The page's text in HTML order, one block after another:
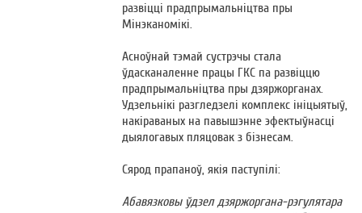
развіцці прадпрымальніцтва пры
Мінэканомікі.
Асноўнай тэмай сустрэчы стала
ўдасканаленне працы ГКС па развіццю
прадпрымальніцтва пры дзяржорганах.
Удзельнікі разгледзелі комплекс ініцыятыў,
накіраваных на павышэнне эфектыўнасці
дыялогавых пляцовак з бізнесам.
Сярод прапаноў, якія паступілі:
Абавязковы ўдзел дзяржоргана-рэгулятара